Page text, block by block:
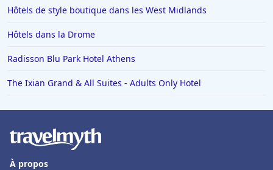
Hôtels à Châtillon-sur-Seine
Hôtels à Brest
Hôtels dans Loctudy
Hôtels à Auron
Hôtels à Roscoff
Hôtels aux Baux-de-Provence
Hôtels de style boutique dans les West Midlands
Hôtels dans la Drome
Radisson Blu Park Hotel Athens
The Ixian Grand & All Suites - Adults Only Hotel
À propos